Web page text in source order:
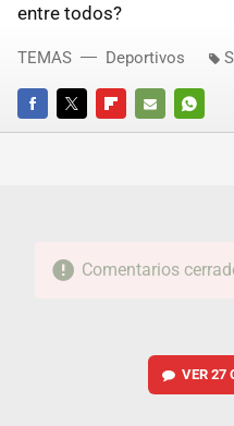
entre todos?
FACEBOOKTWITTERFLIPBOARD
E-
TEMAS Deportivos
Comentarios
VER 27